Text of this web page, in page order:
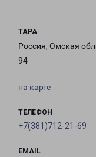
ТАРА
Россия, Омская
94
на карте
ТЕЛЕФОН
+7(381)712-21-69
EMAIL